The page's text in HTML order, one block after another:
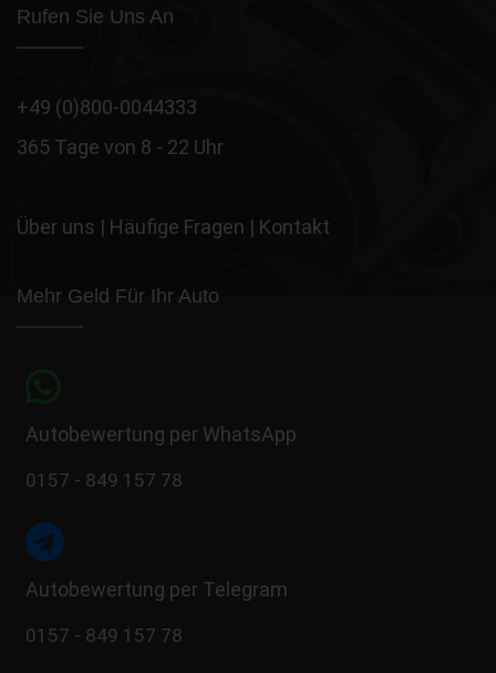
Rufen Sie Uns An
+49 (0)800-0044333
365 Tage von 8 - 22 Uhr
Über uns | Häufige Fragen | Kontakt
Mehr Geld Für Ihr Auto
Autobewertung per WhatsApp
0157 - 849 157 78
Autobewertung per Telegram
0157 - 849 157 78